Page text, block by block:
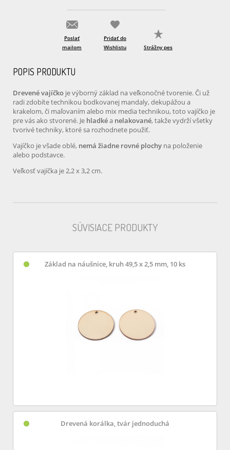
Poslať
mailom
Pridať do
Wishlistu
Strážny pes
POPIS PRODUKTU
Drevené vajíčko je výborný základ na veľkonočné tvorenie. Či už
radi zdobíte technikou bodkovanej mandaly, dekupážou a
krakelom, či maľovaním alebo mix media technikou, toto vajíčko je
pre vás ako stvorené. Je hladkéa nelakované, takže vydrží všetky
tvorivé techniky, ktoré sa rozhodnete použiť.
Vajíčko je všade oblé, nemá žiadne rovné plochy na položenie
alebo podstavce.
Veľkosť vajíčka je 2,2 x 3,2 cm.
SÚVISIACE PRODUKTY
Základ na náušnice, kruh 49,5 x 2,5 mm, 10 ks
Drevená korálka, tvár jednoduchá